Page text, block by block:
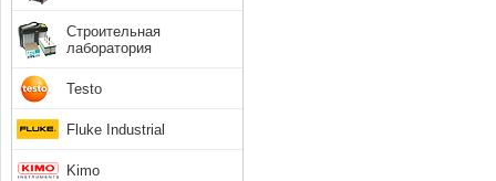
Строительная
лаборатория
Testo
Fluke Industrial
Kimo